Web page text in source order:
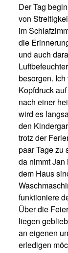
Der Tag
von
im
die
und auch
besorgen.
Kopfdruck
nach einer
wird es
den
trotz der
paar Tage zu
da nimmt
dem Haus
funktioniere
Über die
liegen
an eigenen
erledigen